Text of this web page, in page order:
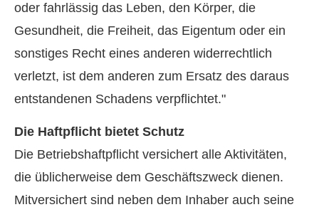
oder fahrlässig das Leben, den Körper, die
Gesundheit, die Freiheit, das Eigentum oder ein
sonstiges Recht eines anderen widerrechtlich
verletzt, ist dem anderen zum Ersatz des daraus
entstandenen Schadens verpflichtet."
Die Haft­pflicht bietet Schutz
Die Betriebshaftpflicht versichert alle Aktivitäten,
die üblicherweise dem Geschäftszweck dienen.
Mitversichert sind neben dem Inhaber auch seine